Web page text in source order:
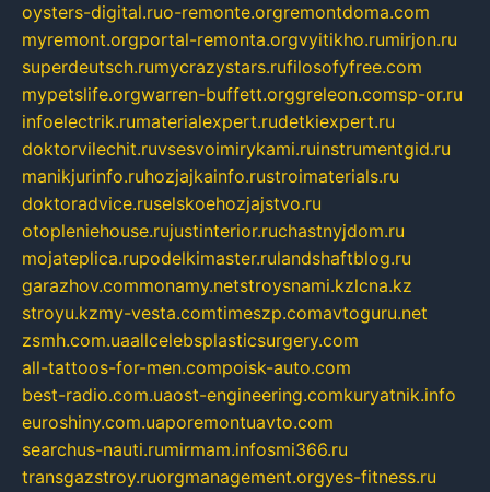
oysters-digital.ruo-remonte.orgremontdoma.com
myremont.orgportal-remonta.orgvyitikho.rumirjon.ru
superdeutsch.rumycrazystars.rufilosofyfree.com
mypetslife.orgwarren-buffett.orggreleon.comsp-or.ru
infoelectrik.rumaterialexpert.rudetkiexpert.ru
doktorvilechit.ruvsesvoimirykami.ruinstrumentgid.ru
manikjurinfo.ruhozjajkainfo.rustroimaterials.ru
doktoradvice.ruselskoehozjajstvo.ru
otopleniehouse.rujustinterior.ruchastnyjdom.ru
mojateplica.rupodelkimaster.rulandshaftblog.ru
garazhov.commonamy.netstroysnami.kzlcna.kz
stroyu.kzmy-vesta.comtimeszp.comavtoguru.net
zsmh.com.uaallcelebsplasticsurgery.com
all-tattoos-for-men.compoisk-auto.com
best-radio.com.uaost-engineering.comkuryatnik.info
euroshiny.com.uaporemontuavto.com
searchus-nauti.rumirmam.infosmi366.ru
transgazstroy.ruorgmanagement.orgyes-fitness.ru